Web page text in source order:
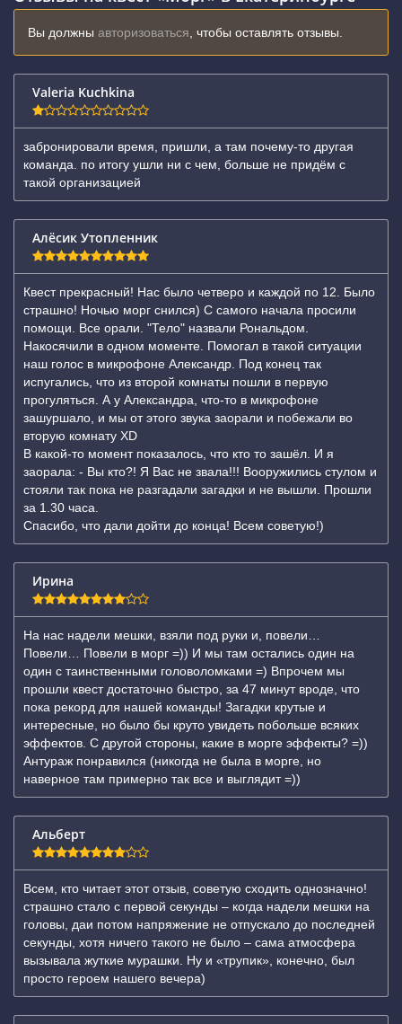
Вы должны авторизоваться , чтобы оставлять отзывы.
Valeria Kuchkina
забронировали время, пришли, а там почему-то другая
команда. по итогу ушли ни с чем, больше не придём с
такой организацией
Алёсик Утопленник
Квест прекрасный! Нас было четверо и каждой по 12. Было
страшно! Ночью морг снился) С самого начала просили
помощи. Все орали. "Тело" назвали Рональдом.
Накосячили в одном моменте. Помогал в такой ситуации
наш голос в микрофоне Александр. Под конец так
испугались, что из второй комнаты пошли в первую
прогуляться. А у Александра, что-то в микрофоне
зашуршало, и мы от этого звука заорали и побежали во
вторую комнату XD
В какой-то момент показалось, что кто то зашёл. И я
заорала: - Вы кто?! Я Вас не звала!!! Вооружились стулом и
стояли так пока не разгадали загадки и не вышли. Прошли
за 1.30 часа.
Спасибо, что дали дойти до конца! Всем советую!)
Ирина
На нас надели мешки, взяли под руки и, повели…
Повели… Повели в морг =)) И мы там остались один на
один с таинственными головоломками =) Впрочем мы
прошли квест достаточно быстро, за 47 минут вроде, что
пока рекорд для нашей команды! Загадки крутые и
интересные, но было бы круто увидеть побольше всяких
эффектов. С другой стороны, какие в морге эффекты? =))
Антураж понравился (никогда не была в морге, но
наверное там примерно так все и выглядит =))
Альберт
Всем, кто читает этот отзыв, советую сходить однозначно!
страшно стало с первой секунды – когда надели мешки на
головы, даи потом напряжение не отпускало до последней
секунды, хотя ничего такого не было – сама атмосфера
вызывала жуткие мурашки. Ну и «трупик», конечно, был
просто героем нашего вечера)